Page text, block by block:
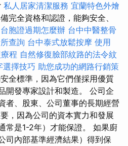
私人居家清潔服務 宜蘭特色外燴
完全資格和認證，能夠安全、
台胞證過期怎麼辦 台中中醫整骨
查詢 台中泰式放鬆按摩 使用
程 自然修復臉部紋路的法令紋
選擇技巧 助您成功的網路行銷策
全標準，因為它們僅採用優質
開發專家設計和製造。 公司企
者、股東、公司董事的長期經營
，因為公司的資本實力和發展
常是1-2年）才能保證。 如果廚
司內部基準經濟結果）得到保